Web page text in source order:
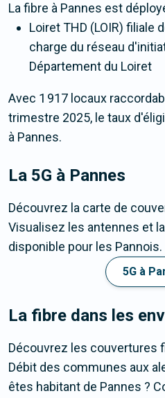
La fibre à Pannes est
Loiret THD (LOIR) filiale
charge du réseau
Département du Loiret
Avec 1 917 locaux
trimestre 2025, le taux
à Pannes.
La 5G à Pannes
Découvrez la carte de
Visualisez les antennes et
disponible pour les Pannois.
5G à
La fibre dans les
Découvrez les couvertures
Débit des communes aux
êtes habitant de Pannes ?